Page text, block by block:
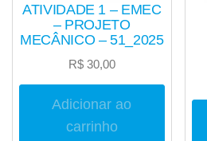
ATIVIDADE 1 – EMEC
– PROJETO
MECÂNICO – 51_2025
R$30,00
Adicionar ao
carrinho